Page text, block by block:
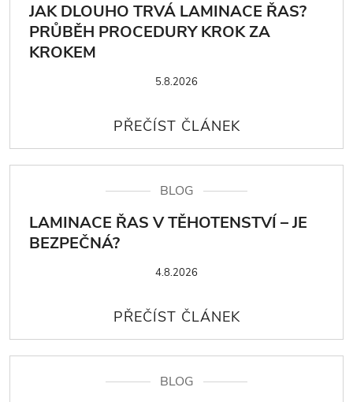
JAK DLOUHO TRVÁ LAMINACE ŘAS?
PRŮBĚH PROCEDURY KROK ZA
KROKEM
5.8.2026
BLOG
LAMINACE ŘAS V TĚHOTENSTVÍ – JE
BEZPEČNÁ?
4.8.2026
BLOG